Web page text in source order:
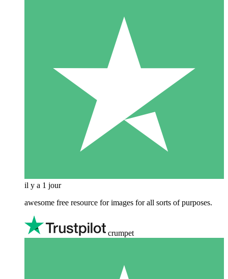
il y a 1 jour
awesome free resource for images for all sorts of purposes.
crumpet